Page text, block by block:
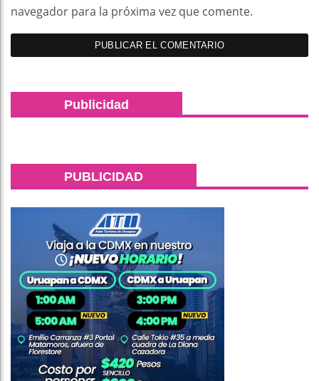
navegador para la próxima vez que comente.
Publicidad
PUBLICIDAD